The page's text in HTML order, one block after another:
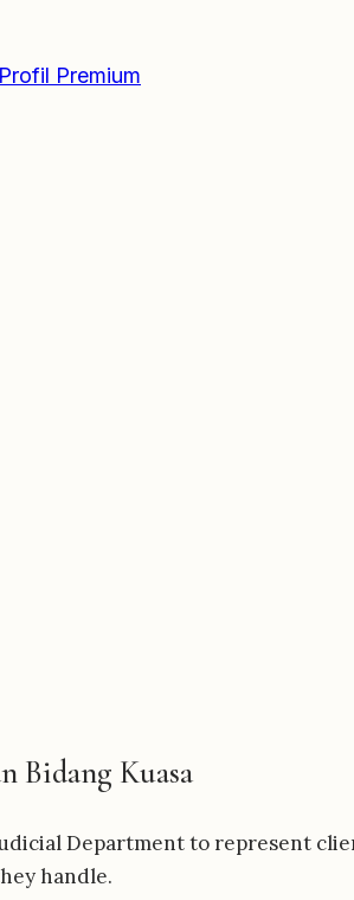
Profil Premium
Bidang Kuasa
Department to represent
handle.